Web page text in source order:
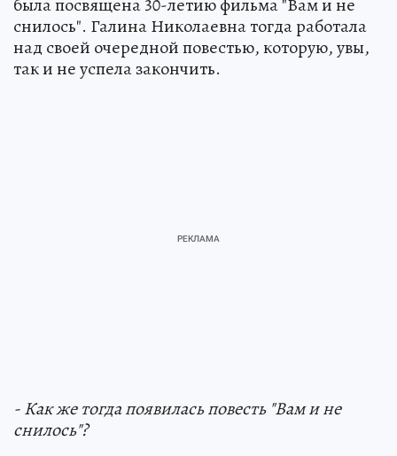
была посвящена 30-летию фильма "Вам и не
снилось". Галина Николаевна тогда работала
над своей очередной повестью, которую, увы,
так и не успела закончить.
- Как же тогда появилась повесть "Вам и не
снилось"?